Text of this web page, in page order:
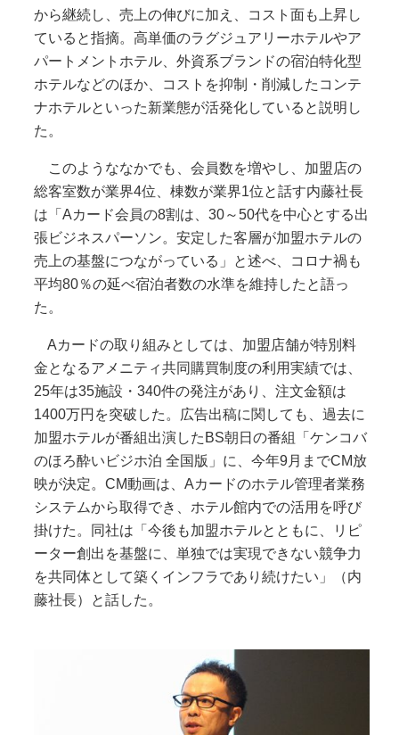
から継続し、売上の伸びに加え、コスト面も上昇し
ていると指摘。高単価のラグジュアリーホテルやア
パートメントホテル、外資系ブランドの宿泊特化型
ホテルなどのほか、コストを抑制・削減したコンテ
ナホテルといった新業態が活発化していると説明し
た。
このようななかでも、会員数を増やし、加盟店の
総客室数が業界4位、棟数が業界1位と話す内藤社長
は「Aカード会員の8割は、30～50代を中心とする出
張ビジネスパーソン。安定した客層が加盟ホテルの
売上の基盤につながっている」と述べ、コロナ禍も
平均80％の延べ宿泊者数の水準を維持したと語っ
た。
Aカードの取り組みとしては、加盟店舗が特別料
金となるアメニティ共同購買制度の利用実績では、
25年は35施設・340件の発注があり、注文金額は
1400万円を突破した。広告出稿に関しても、過去に
加盟ホテルが番組出演したBS朝日の番組「ケンコバ
のほろ酔いビジホ泊 全国版」に、今年9月までCM放
映が決定。CM動画は、Aカードのホテル管理者業務
システムから取得でき、ホテル館内での活用を呼び
掛けた。同社は「今後も加盟ホテルとともに、リピ
ーター創出を基盤に、単独では実現できない競争力
を共同体として築くインフラであり続けたい」（内
藤社長）と話した。